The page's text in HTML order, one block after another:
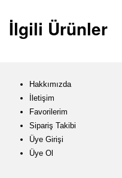
İlgili Ürünler
Hakkımızda
İletişim
Favorilerim
Sipariş Takibi
Üye Girişi
Üye Ol